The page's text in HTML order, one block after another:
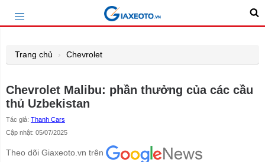
Trang chủ Chevrolet
Chevrolet Malibu: phần thưởng của các cầu
thủ Uzbekistan
Tác giả: Thanh Cars
Cập nhật: 05/07/2025
Theo dõi Giaxeoto.vn trên